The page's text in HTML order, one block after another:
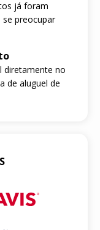
já foram
se preocupar
diretamente no
de aluguel de